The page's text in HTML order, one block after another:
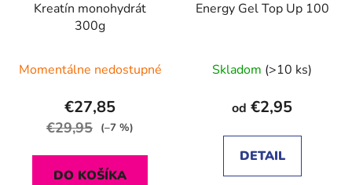
Kreatín monohydrát
300g
Momentálne nedostupné
€27,85
€29,95 (–7 %)
DO KOŠÍKA
Energy Gel Top Up 100
Skladom (>10 ks)
od €2,95
DETAIL